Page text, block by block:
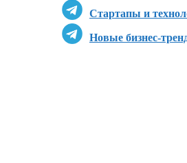
Стартапы и
Новые бизнес-